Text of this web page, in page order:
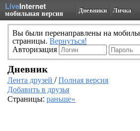
LiveInternet
мобильная версия Дневники Личка
Вы были перенаправлены на
страницы. Вернуться!
Авторизация
Дневник
Лента друзей /Полная версия
Добавить в друзья
Страницы: раньше»